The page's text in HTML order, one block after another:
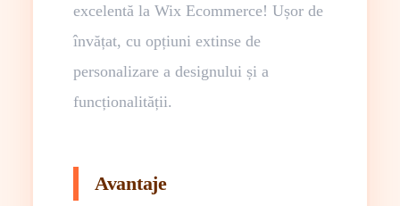
excelentă la Wix Ecommerce! Ușor de
învățat, cu opțiuni extinse de
personalizare a designului și a
funcționalității.
Avantaje